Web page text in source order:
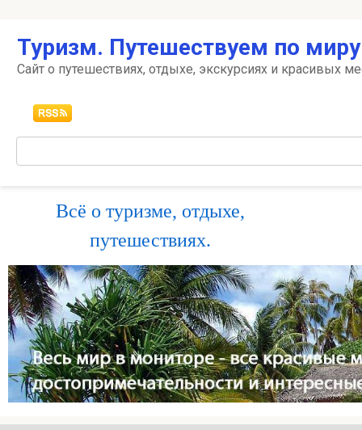
контенту
Туризм. Путешествуем по
Сайт о путешествиях, отдыхе, экскурсиях и красивых
Всё о туризме, отдыхе,
путешествиях.